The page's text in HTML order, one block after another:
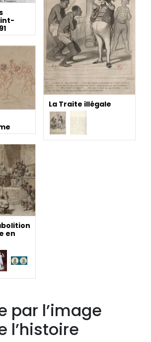
La Traite illégale
en
par l’image
l’histoire